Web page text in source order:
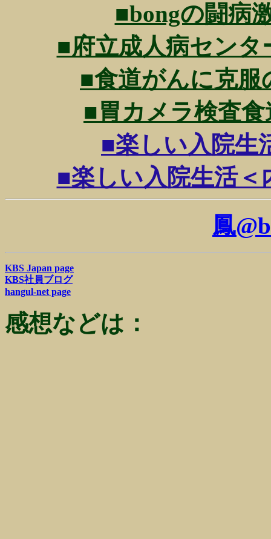
■bongの闘病
■府立成人病センタ
■食道がんに克服
■胃カメラ検査食
■楽しい入院生
■楽しい入院生活＜
鳳
KBS Japan page
KBS社員ブログ
hangul-net page
感想などは：